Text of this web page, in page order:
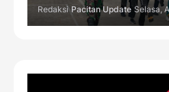
Redaksi Pacitan Update Selasa,